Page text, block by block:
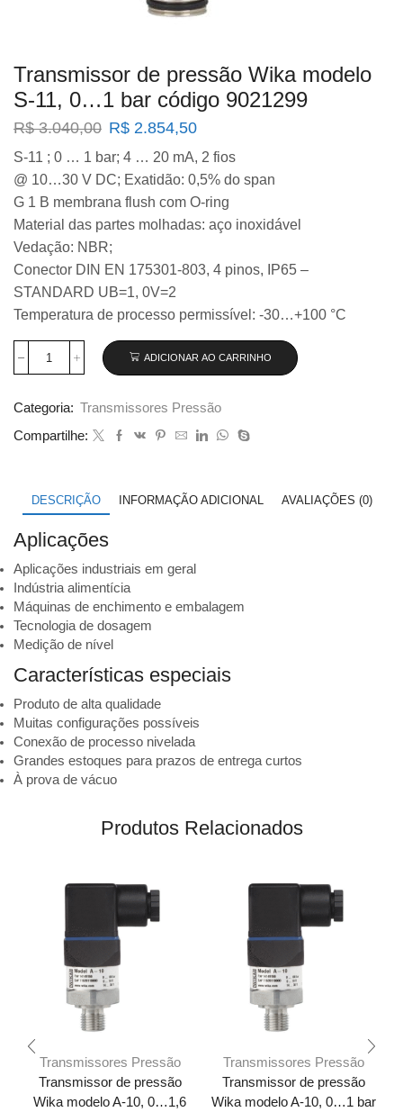
Transmissor de pressão Wika modelo
S-11, 0…1 bar código 9021299
R$3.040,00 O
original
era:
R$ 3.040,00.
R$ 2.854,50O
atual
é:
R$ 2.854,50.
S-11 ; 0 … 1 bar; 4 … 20 mA, 2 fios
@ 10…30 V DC; Exatidão: 0,5% do span
G 1 B membrana flush com O-ring
Material das partes molhadas: aço inoxidável
Vedação: NBR;
Conector DIN EN 175301-803, 4 pinos, IP65 –
STANDARD UB=1, 0V=2
Temperatura de processo permissível: -30…+100 °C
Transmissor
Wika
modelo
bar
código
quantidade
ADICIONAR AO CARRINHO
Categoria: Transmissores Pressão
Compartilhe:
DESCRIÇÃO INFORMAÇÃO ADICIONAL AVALIAÇÕES (0)
Aplicações
Aplicações industriais em geral
Indústria alimentícia
Máquinas de enchimento e embalagem
Tecnologia de dosagem
Medição de nível
Características especiais
Produto de alta qualidade
Muitas configurações possíveis
Conexão de processo nivelada
Grandes estoques para prazos de entrega curtos
À prova de vácuo
Produtos Relacionados
Transmissores Pressão
Transmissor de pressão
Wika modelo A-10, 0…1,6
Transmissores Pressão
Transmissor de pressão
Wika modelo A-10, 0…1 bar